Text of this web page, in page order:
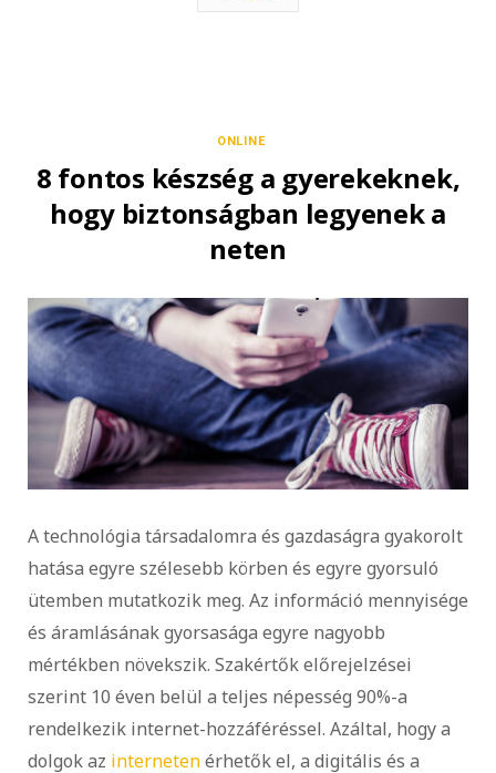
ONLINE
8 fontos készség a gyerekeknek,
hogy biztonságban legyenek a
neten
A technológia társadalomra és gazdaságra gyakorolt
hatása egyre szélesebb körben és egyre gyorsuló
ütemben mutatkozik meg. Az információ mennyisége
és áramlásának gyorsasága egyre nagyobb
mértékben növekszik. Szakértők előrejelzései
szerint 10 éven belül a teljes népesség 90%-a
rendelkezik internet-hozzáféréssel. Azáltal, hogy a
dolgok az internetenérhetők el, a digitális és a